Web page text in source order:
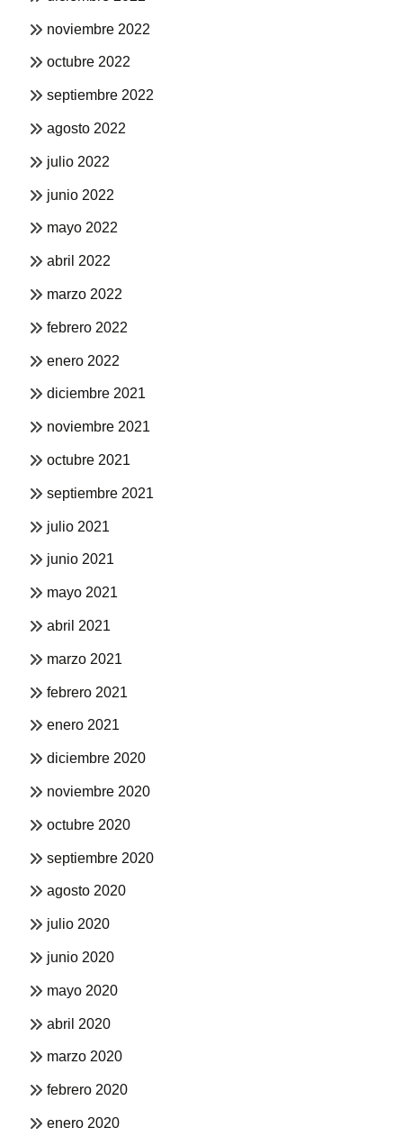
noviembre 2022
octubre 2022
septiembre 2022
agosto 2022
julio 2022
junio 2022
mayo 2022
abril 2022
marzo 2022
febrero 2022
enero 2022
diciembre 2021
noviembre 2021
octubre 2021
septiembre 2021
julio 2021
junio 2021
mayo 2021
abril 2021
marzo 2021
febrero 2021
enero 2021
diciembre 2020
noviembre 2020
octubre 2020
septiembre 2020
agosto 2020
julio 2020
junio 2020
mayo 2020
abril 2020
marzo 2020
febrero 2020
enero 2020